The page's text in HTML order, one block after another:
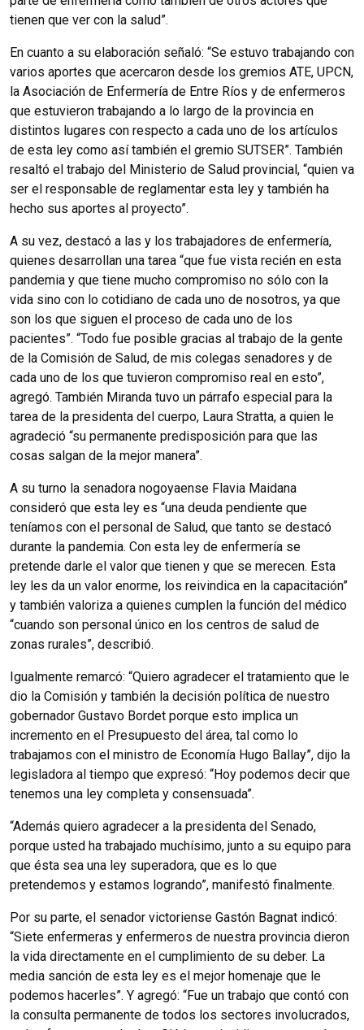
tienen que ver con la salud”.
En cuanto a su elaboración señaló: “Se estuvo trabajando con
varios aportes que acercaron desde los gremios ATE, UPCN,
la Asociación de Enfermería de Entre Ríos y de enfermeros
que estuvieron trabajando a lo largo de la provincia en
distintos lugares con respecto a cada uno de los artículos
de esta ley como así también el gremio SUTSER”. También
resaltó el trabajo del Ministerio de Salud provincial, “quien va
ser el responsable de reglamentar esta ley y también ha
hecho sus aportes al proyecto”.
A su vez, destacó a las y los trabajadores de enfermería,
quienes desarrollan una tarea “que fue vista recién en esta
pandemia y que tiene mucho compromiso no sólo con la
vida sino con lo cotidiano de cada uno de nosotros, ya que
son los que siguen el proceso de cada uno de los
pacientes”. “Todo fue posible gracias al trabajo de la gente
de la Comisión de Salud, de mis colegas senadores y de
cada uno de los que tuvieron compromiso real en esto”,
agregó. También Miranda tuvo un párrafo especial para la
tarea de la presidenta del cuerpo, Laura Stratta, a quien le
agradeció “su permanente predisposición para que las
cosas salgan de la mejor manera”.
A su turno la senadora nogoyaense Flavia Maidana
consideró que esta ley es “una deuda pendiente que
teníamos con el personal de Salud, que tanto se destacó
durante la pandemia. Con esta ley de enfermería se
pretende darle el valor que tienen y que se merecen. Esta
ley les da un valor enorme, los reivindica en la capacitación”
y también valoriza a quienes cumplen la función del médico
“cuando son personal único en los centros de salud de
zonas rurales”, describió.
Igualmente remarcó: “Quiero agradecer el tratamiento que le
dio la Comisión y también la decisión política de nuestro
gobernador Gustavo Bordet porque esto implica un
incremento en el Presupuesto del área, tal como lo
trabajamos con el ministro de Economía Hugo Ballay”, dijo la
legisladora al tiempo que expresó: “Hoy podemos decir que
tenemos una ley completa y consensuada”.
“Además quiero agradecer a la presidenta del Senado,
porque usted ha trabajado muchísimo, junto a su equipo para
que ésta sea una ley superadora, que es lo que
pretendemos y estamos logrando”, manifestó finalmente.
Por su parte, el senador victoriense Gastón Bagnat indicó:
“Siete enfermeras y enfermeros de nuestra provincia dieron
la vida directamente en el cumplimiento de su deber. La
media sanción de esta ley es el mejor homenaje que le
podemos hacerles”. Y agregó: “Fue un trabajo que contó con
la consulta permanente de todos los sectores involucrados,